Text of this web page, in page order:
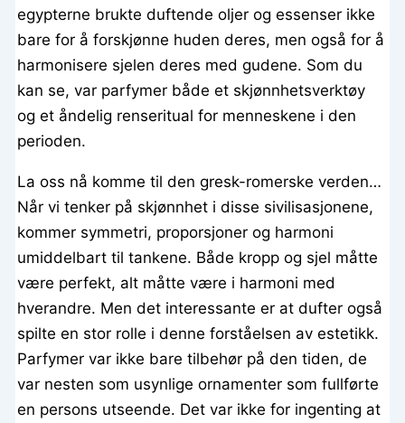
egypterne brukte duftende oljer og essenser ikke
bare for å forskjønne huden deres, men også for å
harmonisere sjelen deres med gudene. Som du
kan se, var parfymer både et skjønnhetsverktøy
og et åndelig renseritual for menneskene i den
perioden.
La oss nå komme til den gresk-romerske verden…
Når vi tenker på skjønnhet i disse sivilisasjonene,
kommer symmetri, proporsjoner og harmoni
umiddelbart til tankene. Både kropp og sjel måtte
være perfekt, alt måtte være i harmoni med
hverandre. Men det interessante er at dufter også
spilte en stor rolle i denne forståelsen av estetikk.
Parfymer var ikke bare tilbehør på den tiden, de
var nesten som usynlige ornamenter som fullførte
en persons utseende. Det var ikke for ingenting at